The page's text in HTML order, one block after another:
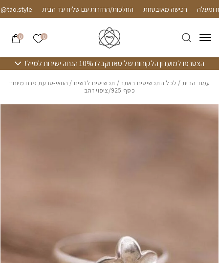
Skip to Contentרכישה מאובטחת החלפות/החזרות עם שליח עד הבית
0 הרשימה
0
הצטרפו למועדון הלקוחות של טאו וקבלו 10% הנחה ישירות למייל!
עמוד הבית / לכל התכשיטים באתר/ תכשיטים לנשים / הוואי-טבעת פרח מיוחד
כסף 925/ציפוי זהב
בחזרה למעלה